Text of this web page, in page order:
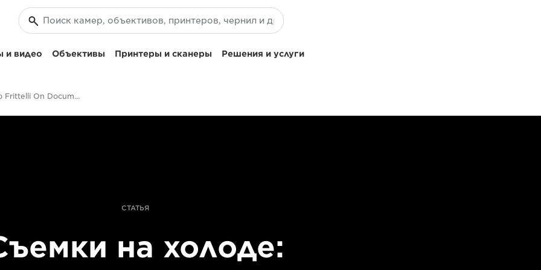
и видео Объективы Принтеры и сканеры Решения и услуги
Giacomo Frittelli On Documenting The Ariston Challenge In The Arctic
СТАТЬЯ
на холоде: